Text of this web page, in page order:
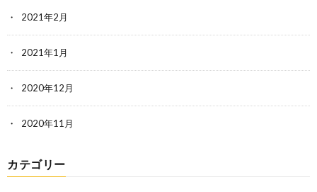
2021年2月
2021年1月
2020年12月
2020年11月
カテゴリー